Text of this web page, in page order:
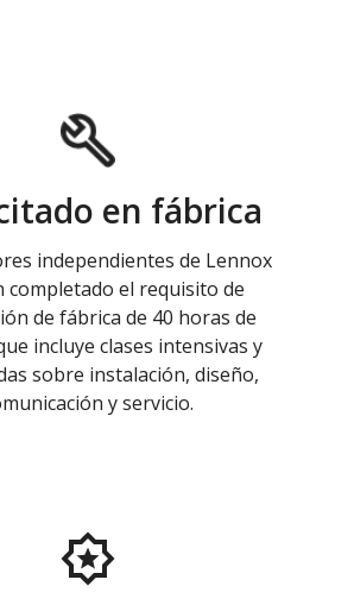
en fábrica
independientes de Lennox
completado el requisito de
de fábrica de 40 horas de
incluye clases intensivas y
sobre instalación, diseño,
y servicio.